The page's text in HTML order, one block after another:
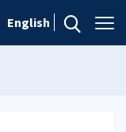
English